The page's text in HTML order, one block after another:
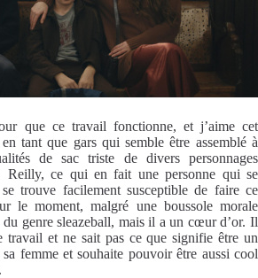
que ce travail fonctionne, et j’aime cet
tant que gars qui semble être assemblé à
de sac triste de divers personnages
Reilly, ce qui en fait une personne qui se
trouve facilement susceptible de faire ce
le moment, malgré une boussole morale
genre sleazeball, mais il a un cœur d’or. Il
travail et ne sait pas ce que signifie être un
femme et souhaite pouvoir être aussi cool